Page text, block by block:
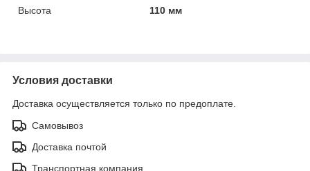
Высота
110 мм
Условия доставки
Доставка осуществляется только по предоплате.
Самовывоз
Доставка почтой
Транспортная компания